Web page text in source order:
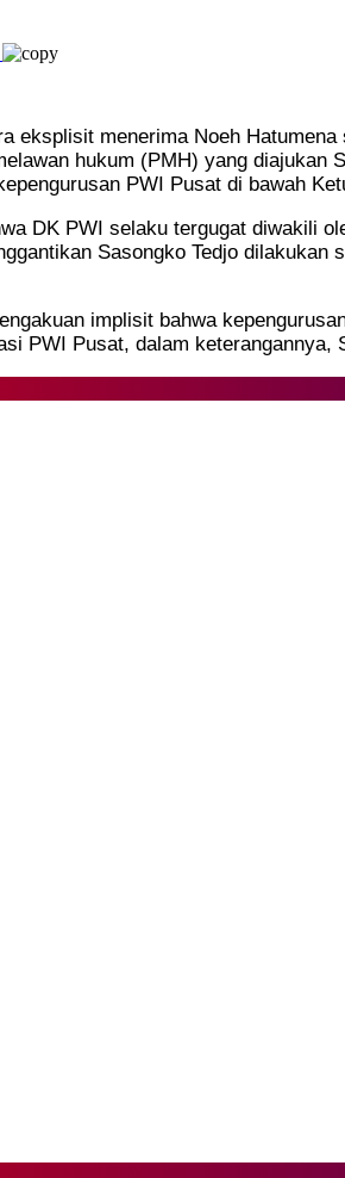
eksplisit menerima Noeh
hukum (PMH) yang
PWI Pusat di bawah
DK PWI selaku tergugat diwakili
Sasongko Tedjo dilakukan
implisit bahwa
PWI Pusat, dalam keterangannya,